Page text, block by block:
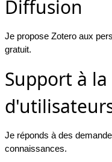
Diffusion
Je propose Zotero aux
gratuit.
Support à
Je réponds à des
connaissances.